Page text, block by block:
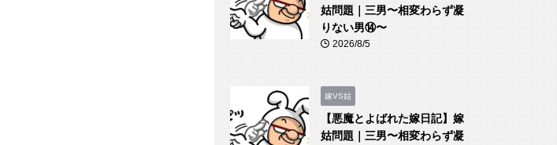
姑問題｜三男〜相変わらず凝
りない男⑭〜
2026/8/5
嫁VS姑
【悪魔とよばれた嫁日記】嫁
姑問題｜三男〜相変わらず凝